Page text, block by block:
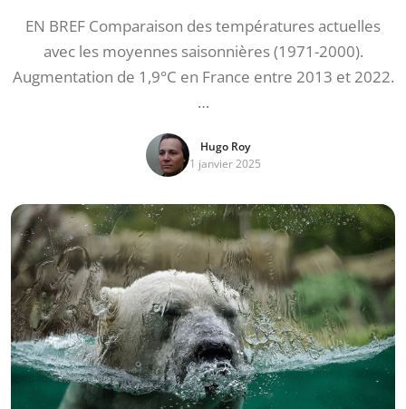
EN BREF Comparaison des températures actuelles
avec les moyennes saisonnières (1971-2000).
Augmentation de 1,9°C en France entre 2013 et 2022.
…
Hugo Roy
1 janvier 2025